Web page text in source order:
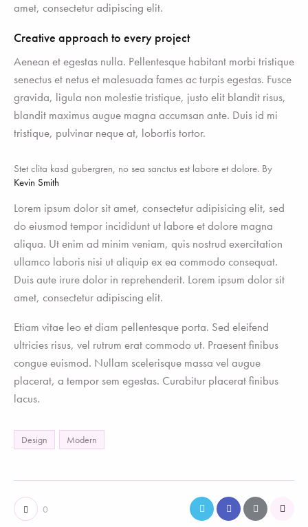
amet, consectetur adipiscing elit.
Creative approach to every project
Aenean et egestas nulla. Pellentesque habitant morbi tristique
senectus et netus et malesuada fames ac turpis egestas. Fusce
gravida, ligula non molestie tristique, justo elit blandit risus,
blandit maximus augue magna accumsan ante. Duis id mi
tristique, pulvinar neque at, lobortis tortor.
Stet clita kasd gubergren, no sea sanctus est labore et dolore. By
Kevin Smith
Lorem ipsum dolor sit amet, consectetur adipisicing elit, sed
do eiusmod tempor incididunt ut labore et dolore magna
aliqua. Ut enim ad minim veniam, quis nostrud exercitation
ullamco laboris nisi ut aliquip ex ea commodo consequat.
Duis aute irure dolor in reprehenderit. Lorem ipsum dolor sit
amet, consectetur adipiscing elit.
Etiam vitae leo et diam pellentesque porta. Sed eleifend
ultricies risus, vel rutrum erat commodo ut. Praesent finibus
congue euismod. Nullam scelerisque massa vel augue
placerat, a tempor sem egestas. Curabitur placerat finibus
lacus.
Design Modern
0